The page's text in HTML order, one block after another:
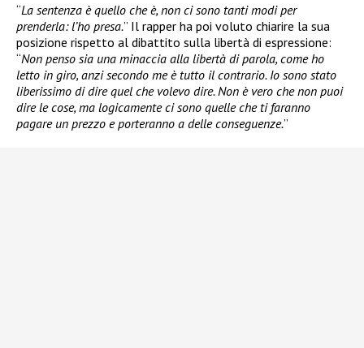
“La sentenza è quello che è, non ci sono tanti modi per
prenderla: l’ho presa.” Il rapper ha poi voluto chiarire la sua
posizione rispetto al dibattito sulla libertà di espressione:
“Non penso sia una minaccia alla libertà di parola, come ho
letto in giro, anzi secondo me è tutto il contrario. Io sono stato
liberissimo di dire quel che volevo dire. Non è vero che non puoi
dire le cose, ma logicamente ci sono quelle che ti faranno
pagare un prezzo e porteranno a delle conseguenze.”